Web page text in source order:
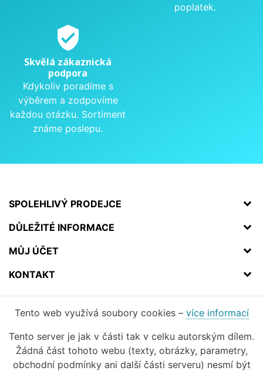
poplatek.
verified_user
Skvělá zákaznická
podpora
Kdykoliv poradíme s
výběrem a zodpovíme
každou otázku. Sortiment
známe poslepu.
SPOLEHLIVÝ PRODEJCE
DŮLEŽITÉ INFORMACE
MŮJ ÚČET
KONTAKT
Tento web využívá soubory cookies – více informací
Tento server je jak v části tak v celku autorským dílem.
Žádná část tohoto webu (texty, obrázky, parametry,
obchodní podmínky ani další části serveru) nesmí být